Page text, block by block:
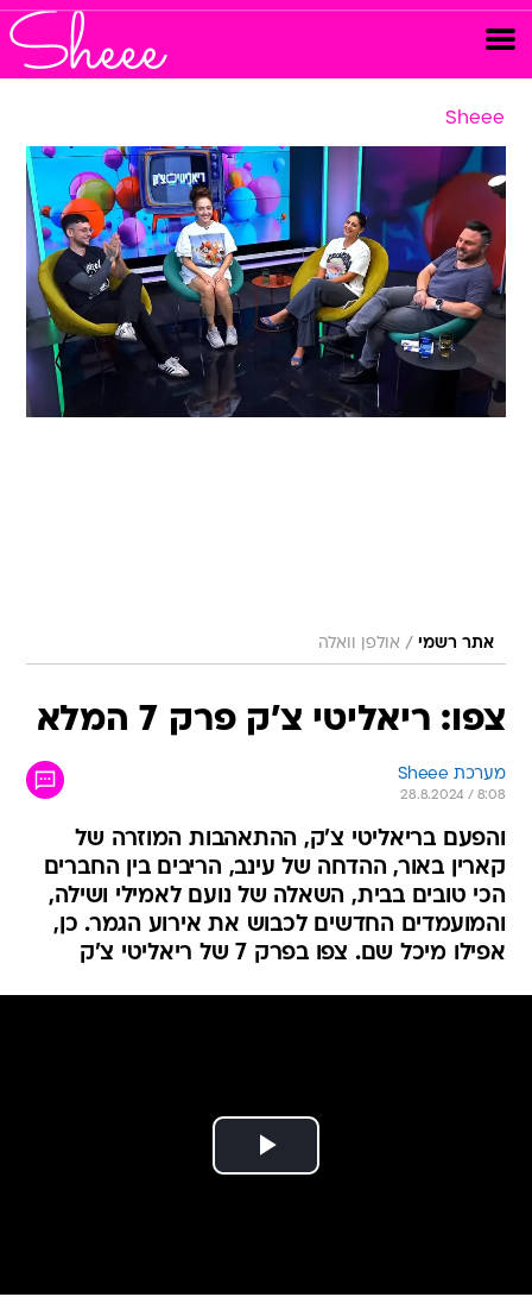
Sheee
אתר רשמי / אולפן וואלה
צפו: ריאליטי צ'ק פרק 7 המלא
מערכת Sheee
28.8.2024 / 8:08
והפעם בריאליטי צ'ק, ההתאהבות המוזרה של
קארין באור, ההדחה של עינב, הריבים בין החברים
הכי טובים בבית, השאלה של נועם לאמילי ושילה,
והמועמדים החדשים לכבוש את אירוע הגמר. כן,
אפילו מיכל שם. צפו בפרק 7 של ריאליטי צ'ק